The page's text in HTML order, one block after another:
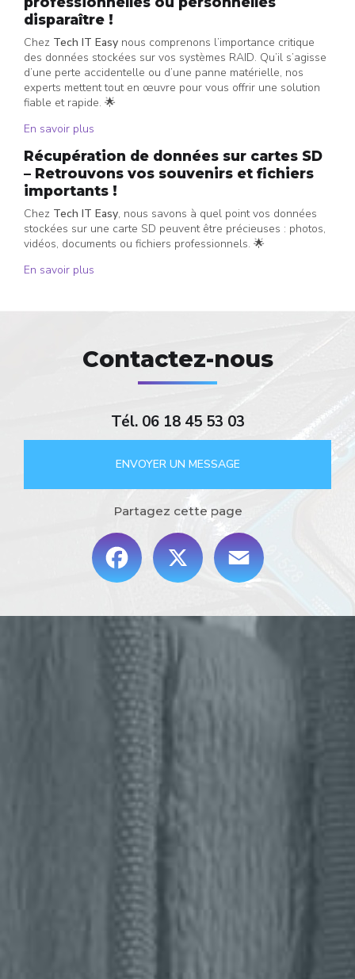
disparaître !
Chez Tech IT Easy nous comprenons l’importance critique
des données stockées sur vos systèmes RAID. Qu’il s’agisse
d’une perte accidentelle ou d’une panne matérielle, nos
experts mettent tout en œuvre pour vous offrir une solution
fiable et rapide. 🌟
En savoir plus
Récupération de données sur cartes SD
– Retrouvons vos souvenirs et fichiers
importants !
Chez Tech IT Easy, nous savons à quel point vos données
stockées sur une carte SD peuvent être précieuses : photos,
vidéos, documents ou fichiers professionnels. 🌟
En savoir plus
Contactez-nous
Tél. 06 18 45 53 03
ENVOYER UN MESSAGE
Partagez cette page
Facebook